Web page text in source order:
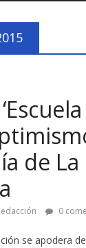
de La
0
se apodera